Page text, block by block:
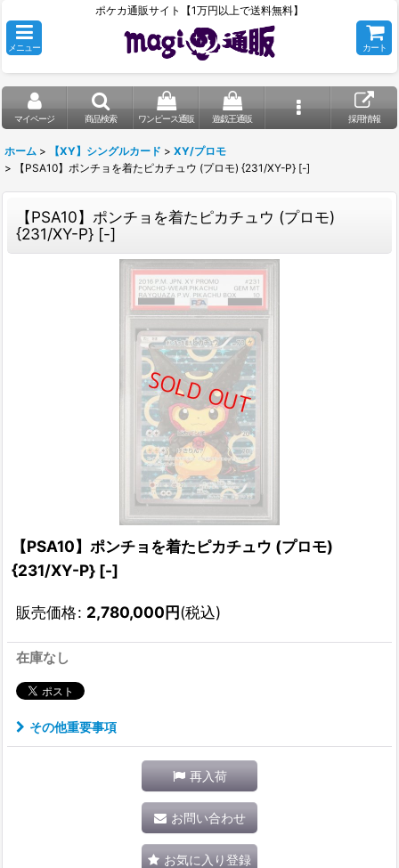
ポケカ通販サイト【1万円以上で送料無料】
メニュー カート
マイページ 商品検索 ワンピース通販 遊戯王通販 採用情報
ホーム > 【XY】シングルカード > XY/プロモ
>
【PSA10】ポンチョを着たピカチュウ (プロモ) {231/XY-P} [-]
【PSA10】ポンチョを着たピカチュウ (プロモ)
{231/XY-P} [-]
【PSA10】ポンチョを着たピカチュウ (プロモ)
{231/XY-P} [-]
販売価格: 2,780,000円(税込)
在庫なし
その他重要事項
再入荷
お問い合わせ
お気に入り登録